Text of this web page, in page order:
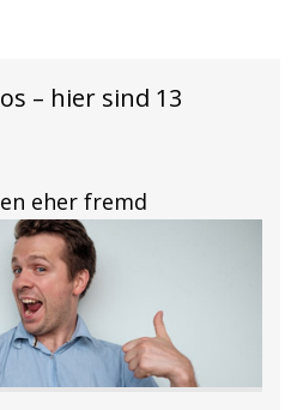
– hier sind 13
eher fremd